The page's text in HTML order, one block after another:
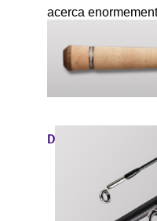
acerca
DETALLES